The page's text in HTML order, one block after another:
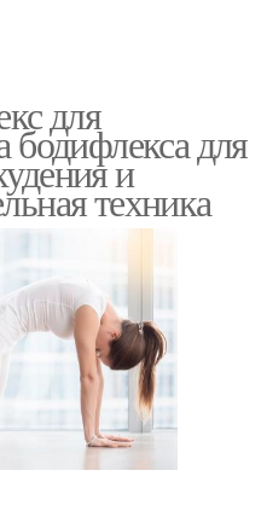
для
бодифлекса для
и
техника